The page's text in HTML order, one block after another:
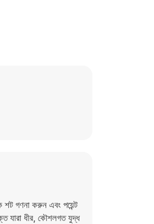
শট গণনা করুন এবং পয়েন্ট
যারা ধীর, কৌশলগত যুদ্ধ